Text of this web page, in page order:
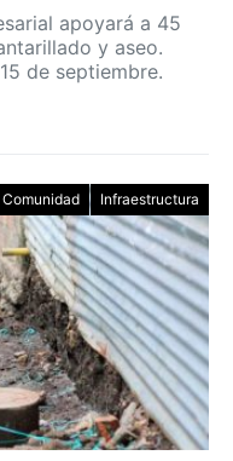
apoyará a 45
y aseo.
de septiembre.
Comunidad Infraestructura